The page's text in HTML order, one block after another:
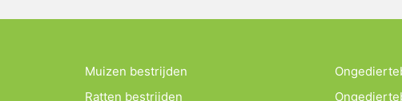
Muizen bestrijden
Ratten bestrijden